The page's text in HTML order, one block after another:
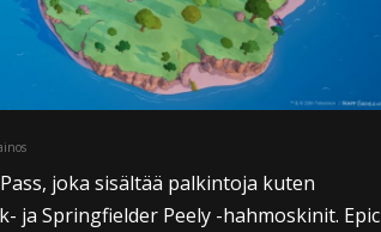
joka sisältää palkintoja kuten
ja Springfielder Peely -hahmoskinit. Epic